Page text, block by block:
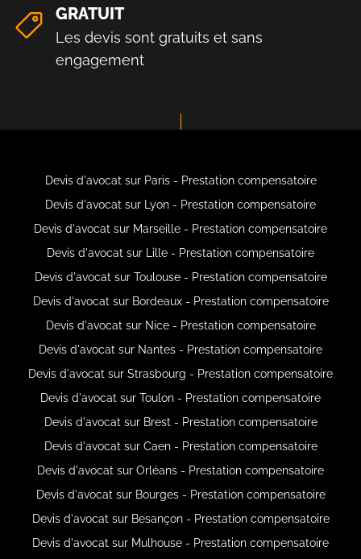
GRATUIT
Les devis sont gratuits et sans
engagement
Devis d'avocat sur Paris - Prestation compensatoire
Devis d'avocat sur Lyon - Prestation compensatoire
Devis d'avocat sur Marseille - Prestation compensatoire
Devis d'avocat sur Lille - Prestation compensatoire
Devis d'avocat sur Toulouse - Prestation compensatoire
Devis d'avocat sur Bordeaux - Prestation compensatoire
Devis d'avocat sur Nice - Prestation compensatoire
Devis d'avocat sur Nantes - Prestation compensatoire
Devis d'avocat sur Strasbourg - Prestation compensatoire
Devis d'avocat sur Toulon - Prestation compensatoire
Devis d'avocat sur Brest - Prestation compensatoire
Devis d'avocat sur Caen - Prestation compensatoire
Devis d'avocat sur Orléans - Prestation compensatoire
Devis d'avocat sur Bourges - Prestation compensatoire
Devis d'avocat sur Besançon - Prestation compensatoire
Devis d'avocat sur Mulhouse - Prestation compensatoire